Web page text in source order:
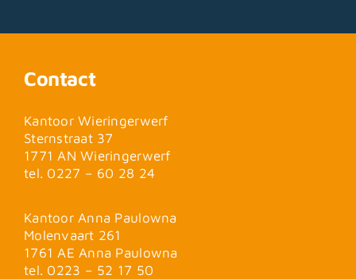
Contact
Kantoor Wieringerwerf
Sternstraat 37
1771 AN Wieringerwerf
tel. 0227 – 60 28 24
Kantoor Anna Paulowna
Molenvaart 261
1761 AE Anna Paulowna
tel. 0223 – 52 17 50